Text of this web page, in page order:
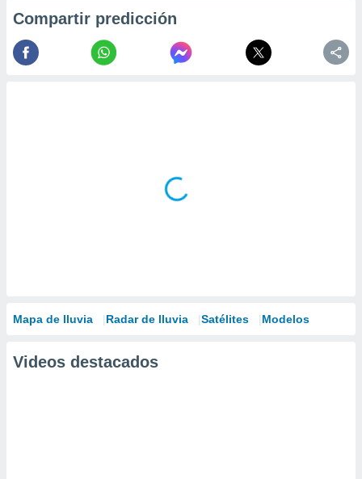
Compartir predicción
Mapa de lluvia Radar de lluvia Satélites Modelos
Videos destacados